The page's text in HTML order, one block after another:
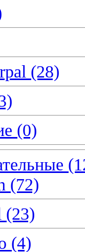
(28)
(0)
(72)
(4)